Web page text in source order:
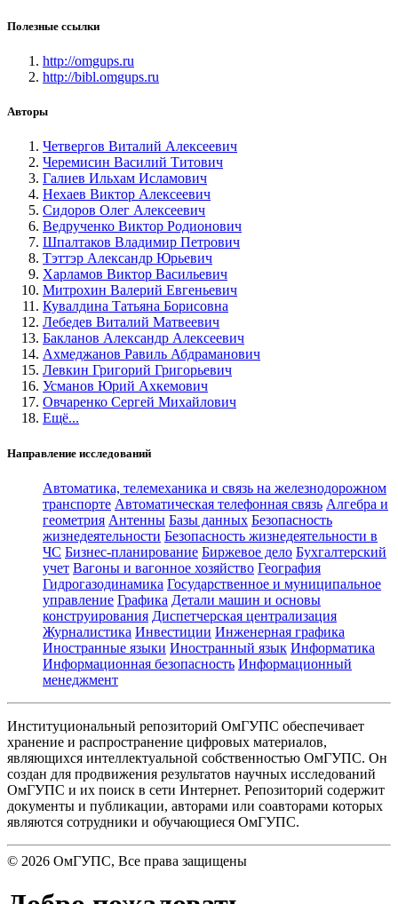
Полезные ссылки
http://omgups.ru
http://bibl.omgups.ru
Авторы
Четвергов Виталий Алексеевич
Черемисин Василий Титович
Галиев Ильхам Исламович
Нехаев Виктор Алексеевич
Сидоров Олег Алексеевич
Ведрученко Виктор Родионович
Шпалтаков Владимир Петрович
Тэттэр Александр Юрьевич
Харламов Виктор Васильевич
Митрохин Валерий Евгеньевич
Кувалдина Татьяна Борисовна
Лебедев Виталий Матвеевич
Бакланов Александр Алексеевич
Ахмеджанов Равиль Абдраманович
Левкин Григорий Григорьевич
Усманов Юрий Ахкемович
Овчаренко Сергей Михайлович
Ещё...
Направление исследований
Автоматика, телемеханика и связь на железнодорожном
транспорте Автоматическая телефонная связь Алгебра и
геометрия Антенны Базы данных Безопасность
жизнедеятельности Безопасность жизнедеятельности в
ЧС Бизнес-планирование Биржевое дело Бухгалтерский
учет Вагоны и вагонное хозяйство География
Гидрогазодинамика Государственное и муниципальное
управление Графика Детали машин и основы
конструирования Диспетчерская централизация
Журналистика Инвестиции Инженерная графика
Иностранные языки Иностранный язык Информатика
Информационная безопасность Информационный
менеджмент
Институциональный репозиторий ОмГУПС обеспечивает
хранение и распространение цифровых материалов,
являющихся интеллектуальной собственностью ОмГУПС. Он
создан для продвижения результатов научных исследований
ОмГУПС и их поиск в сети Интернет. Репозиторий содержит
документы и публикации, авторами или соавторами которых
являются сотрудники и обучающиеся ОмГУПС.
© 2026 ОмГУПС, Все права защищены